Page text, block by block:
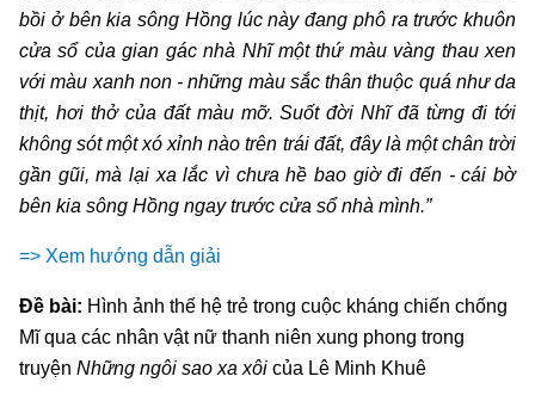
bồi ở bên kia sông Hồng lúc này đang phô ra trước khuôn
cửa sổ của gian gác nhà Nhĩ một thứ màu vàng thau xen
với màu xanh non - những màu sắc thân thuộc quá như da
thịt, hơi thở của đất màu mỡ. Suốt đời Nhĩ đã từng đi tới
không sót một xó xỉnh nào trên trái đất, đây là một chân trời
gần gũi, mà lại xa lắc vì chưa hề bao giờ đi đến - cái bờ
bên kia sông Hồng ngay trước cửa sổ nhà mình.”
=> Xem hướng dẫn giải
Đề bài: Hình ảnh thế hệ trẻ trong cuộc kháng chiến chống
Mĩ qua các nhân vật nữ thanh niên xung phong trong
truyện Những ngôi sao xa xôi của Lê Minh Khuê